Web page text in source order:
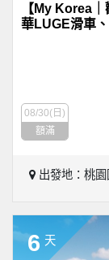
【My Korea
華LUGE滑車
08/30(日)
額滿
出發地：桃
6 天